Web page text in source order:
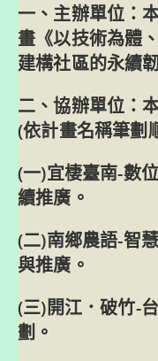
一、主辦單位：
畫《以技術為體
建構社區的永續
二、協辦單位：
(依計畫名稱筆劃
(一)宜棲臺南-數
續推廣。
(二)南鄉農語-智
與推廣。
(三)開江．破竹-
劃。